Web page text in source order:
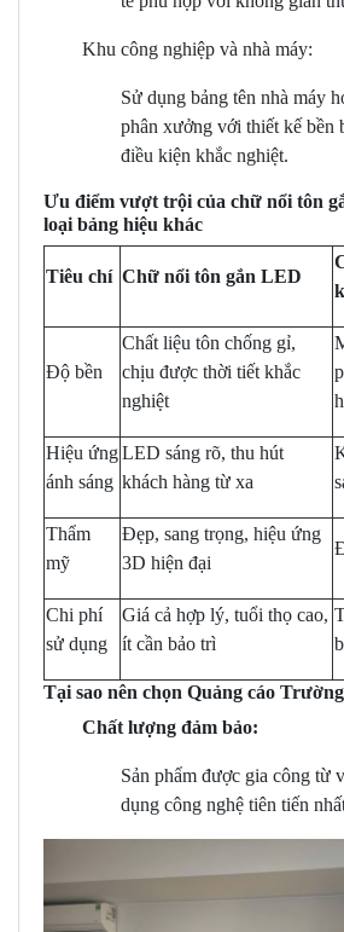
Khu công nghiệp và nhà máy:
Sử dụng bảng tên nhà máy
phân xưởng với thiết kế bền
điều kiện khắc nghiệt.
Ưu điểm vượt trội của chữ nổi tôn
loại bảng hiệu khác
Tiêu chí Chữ nổi tôn gắn LED
Độ bền
Chất liệu tôn chống gỉ,
chịu được thời tiết khắc
nghiệt
Hiệu ứng
ánh sáng
LED sáng rõ, thu hút
khách hàng từ xa
Thẩm
mỹ
Đẹp, sang trọng, hiệu ứng
3D hiện đại
Chi phí
sử dụng
Giá cả hợp lý, tuổi thọ cao,
ít cần bảo trì
Tại sao nên chọn Quảng cáo
Chất lượng đảm bảo:
Sản phẩm được gia công từ
dụng công nghệ tiên tiến